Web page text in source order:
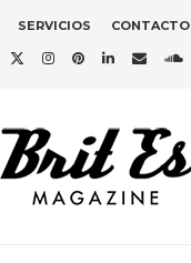
SERVICIOS CONTACTO